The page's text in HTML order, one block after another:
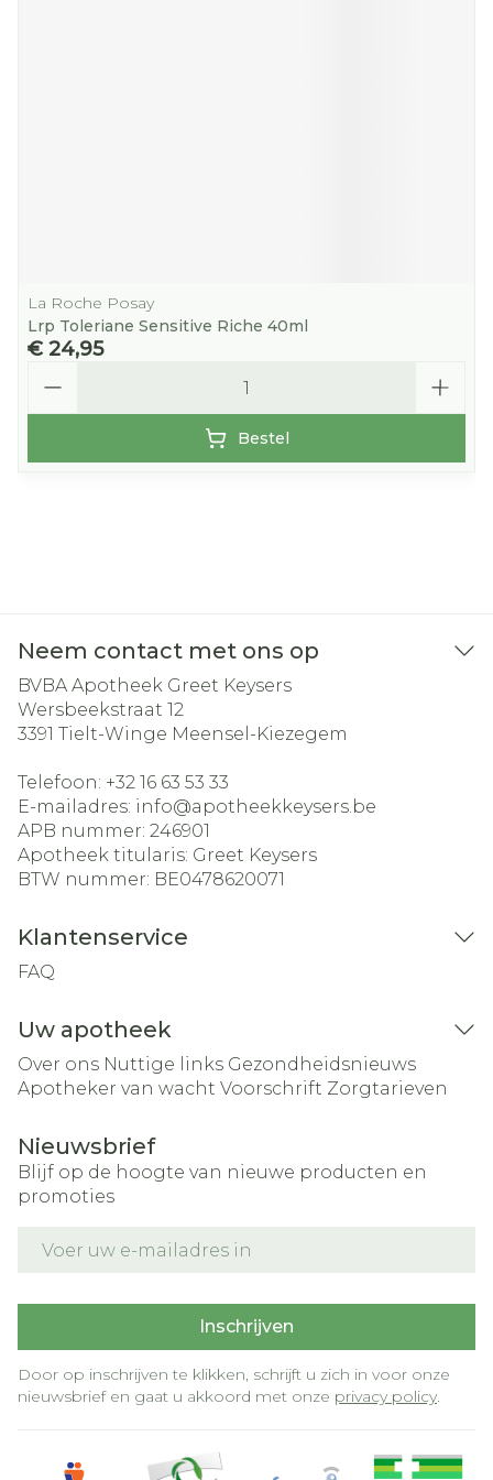
La Roche Posay
Lrp Toleriane Sensitive Riche 40ml
€ 24,95
Bestel
Neem contact met ons op
BVBA Apotheek Greet Keysers
Wersbeekstraat 12
3391 Tielt-Winge Meensel-Kiezegem
Telefoon: +32 16 63 53 33
E-mailadres: info@apotheekkeysers.be
APB nummer: 246901
Apotheek titularis: Greet Keysers
BTW nummer: BE0478620071
Klantenservice
FAQ
Uw apotheek
Over ons Nuttige links Gezondheidsnieuws
Apotheker van wacht Voorschrift Zorgtarieven
Nieuwsbrief
Blijf op de hoogte van nieuwe producten en
promoties
Inschrijven
Door op inschrijven te klikken, schrijft u zich in voor onze
nieuwsbrief en gaat u akkoord met onze privacy policy.